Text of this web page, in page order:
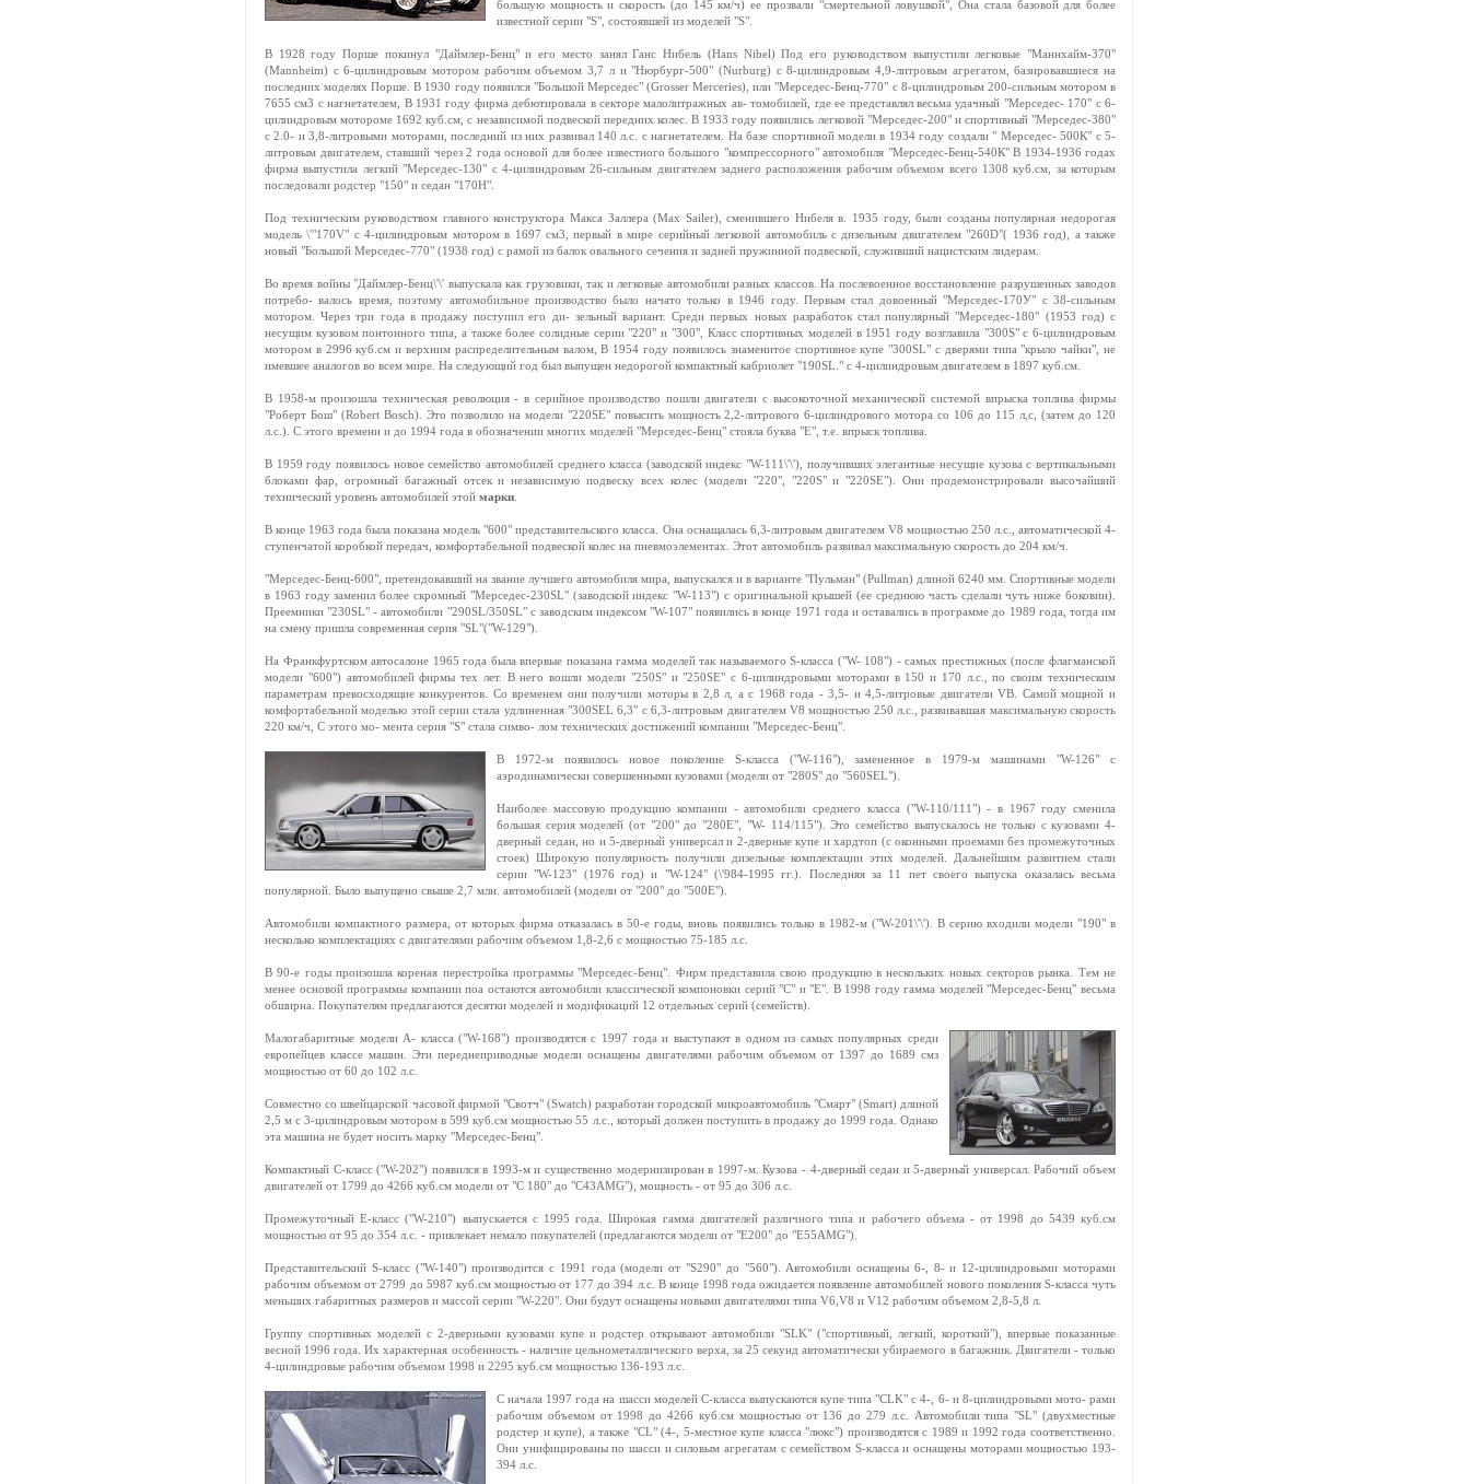
большую мощность и скорость (до 145 км/ч) ее прозвали "смертельной ловушкой", Она стала базовой для более
известной серии "S", состоявшей из моделей "S".
В 1928 году Порше покинул "Даймлер-Бенц" и его место занял Ганс Нибель (Hans Nibel) Под его руководством выпустили легковые "Маннхайм-370"
(Mannheim) с 6-цилиндровым мотором рабочим объемом 3,7 л и "Нюрбург-500" (Nurburg) с 8-цилиндровым 4,9-литровым агрегатом, базировавшиеся на
последних моделях Порше. В 1930 году появился "Большой Мерседес" (Grosser Merceries), или "Мерседес-Бенц-770" с 8-цилиндровым 200-сильным мотором в
7655 см3 с нагнетателем, В 1931 году фирма дебютировала в секторе малолитражных ав- томобилей, где ее представлял весьма удачный "Мерседес- 170" с 6-
цилиндровым мотороме 1692 куб.см, с независимой подвеской передних колес. В 1933 году появились легковой "Мерседес-200" и спортивный "Мерседес-380"
с 2.0- и 3,8-литровыми моторами, последний из них развивал 140 л.с. с нагнетателем. На базе спортивной модели в 1934 году создали " Мерседес- 500К" с 5-
литровым двигателем, ставший через 2 года основой для более известного большого "компрессорного" автомобиля "Мерседес-Бенц-540К" В 1934-1936 годах
фирма выпустила легкий "Мерседес-130" с 4-цилиндровым 26-сильным двигателем заднего расположения рабочим объемом всего 1308 куб.см, за которым
последовали родстер "150" и седан "170Н".
Под техническим руководством главного конструктора Макса Заллера (Max Sailer), сменившего Нибеля в. 1935 году, были созданы популярная недорогая
модель \'"170V" с 4-цилиндровым мотором в 1697 см3, первый в мире серийный легковой автомобиль с дизельным двигателем "260D"( 1936 год), а также
новый "Большой Мерседес-770" (1938 год) с рамой из балок овального сечения и задней пружинной подвеской, служивший нацистским лидерам.
Во время войны "Даймлер-Бенц\'\' выпускала как грузовики, так и легковые автомобили разных классов. На послевоенное восстановление разрушенных заводов
потребо- валось время, поэтому автомобильное производство было начато только в 1946 году. Первым стал довоенный "Мерседес-170У" с 38-сильным
мотором. Через три года в продажу поступил его ди- зельный вариант. Среди первых новых разработок стал популярный "Мерседес-180" (1953 год) с
несущим кузовом понтонного типа, а также более солидные серии "220" и "300", Класс спортивных моделей в 1951 году возглавила "300S" с 6-цилиндровым
мотором в 2996 куб.см и верхним распределительным валом, В 1954 году появилось знаменитое спортивное купе "300SL" с дверями типа "крыло чайки", не
имевшее аналогов во всем мире. На следующий год был выпущен недорогой компактный кабриолет "190SL." с 4-цилиндровым двигателем в 1897 куб.см.
В 1958-м произошла техническая революция - в серийное производство пошли двигатели с высокоточной механической системой впрыска топлива фирмы
"Роберт Бош" (Robert Bosch). Это позволило на модели "220SE" повысить мощность 2,2-литрового 6-цилиндрового мотора со 106 до 115 л,с, (затем до 120
л.с.). С этого времени и до 1994 года в обозначении многих моделей "Мерседес-Бенц" стояла буква "Е", т.е. впрыск топлива.
В 1959 году появилось новое семейство автомобилей среднего класса (заводской индекс "W-111\'\'), получивших элегантные несущие кузова с вертикальными
блоками фар, огромный багажный отсек и независимую подвеску всех колес (модели "220", "220S" и "220SE"). Они продемонстрировали высочайший
технический уровень автомобилей этой марки
В конце 1963 года была показана модель "600" представительского класса. Она оснащалась 6,3-литровым двигателем V8 мощностью 250 л.с., автоматической 4-
ступенчатой коробкой передач, комфортабельной подвеской колес на пневмоэлементах. Этот автомобиль развивал максимальную скорость до 204 км/ч.
"Мерcедес-Бенц-600", претендовавший на звание лучшего автомобиля мира, выпускался и в варианте "Пульман" (Pullman) длиной 6240 мм. Спортивные модели
в 1963 году заменил более скромный "Мерседес-230SL" (заводской индекс "W-113") с оригинальной крышей (ее среднюю часть сделали чуть ниже боковин).
Преемники "230SL" - автомобили "290SL/350SL" с заводским индексом "W-107" появились в конце 1971 года и оставались в программе до 1989 года, тогда им
на смену пришла современная серия "SL"("W-129").
На Франкфуртском автосалоне 1965 года была впервые показана гамма моделей так называемого S-класса ("W- 108") - самых престижных (после флагманской
модели "600") автомобилей фирмы тех лет. В него вошли модели "250S" и "250SE" с 6-цилиндровыми моторами в 150 и 170 л.с., по своим техническим
параметрам превосходящие конкурентов. Со временем они получили моторы в 2,8 л, а с 1968 года - 3,5- и 4,5-литровые двигатели VB. Самой мощной и
комфортабельной моделью этой серии стала удлиненная "300SEL 6,3" с 6,3-литровым двигателем V8 мощностью 250 л.с., развивавшая максимальную скорость
220 км/ч, С этого мо- мента серия "S" стала симво- лом технических достижений компании "Мерседес-Бенц".
В 1972-м появилось новое поколение S-класса ("W-116"), замененное в 1979-м машинами "W-126" с
аэродинамически совершенными кузовами (модели от "280S" до "560SEL").
Наиболее массовую продукцию компании - автомобили среднего класса ("W-110/111") - в 1967 году сменила
большая серия моделей (от "200" до "280Е", "W- 114/115"). Это семейство выпускалось не только с кузовами 4-
дверный седан, но и 5-дверный универсал и 2-дверные купе и хардтоп (с оконными проемами без промежуточных
стоек) Широкую популярность получили дизельные комплектации этих моделей. Дальнейшим развитием стали
серии "W-123" (1976 год) и "W-124" (\'984-1995 гг.). Последняя за 11 пет своего выпуска оказалась весьма
популярной. Было выпущено свыше 2,7 млн. автомобилей (модели от "200" до "500Е").
Автомобили компактного размера, от которых фирма отказалась в 50-е годы, вновь появились только в 1982-м ("W-201\'\'). В серию входили модели "190" в
несколько комплектациях с двигателями рабочим объемом 1,8-2,6 с мощностью 75-185 л.с.
В 90-е годы произошла кореная перестройка программы "Мерседес-Бенц". Фирм представила свою продукцию в нескольких новых секторов рынка. Тем не
менее основой программы компании поа остаются автомобили классической компоновки серий "С" и "Е". В 1998 году гамма моделей "Мерседес-Бенц" весьма
обширна. Покупателям предлагаются десятки моделей и модификаций 12 отдельных серий (семейств).
Малогабаритные модели А- класса ("W-168") производятся с 1997 года и выступают в одном из самых популярных среди
европейцев классе машин. Эти переднеприводные модели оснащены двигателями рабочим объемом от 1397 до 1689 смз
мощностью от 60 до 102 л.с.
Совместно со швейцарской часовой фирмой "Свотч" (Swatch) разработан городской микроавтомобиль "Смарт" (Smart) длиной
2,5 м с 3-цилиндровым мотором в 599 куб.см мощностью 55 л.с., который должен поступить в продажу до 1999 года. Однако
эта машина не будет носить марку "Мерседес-Бенц".
Компактный С-класс ("W-202") появился в 1993-м и существенно модернизирован в 1997-м. Кузова - 4-дверный седан и 5-дверный универсал. Рабочий объем
двигателей от 1799 до 4266 куб.см модели от "С 180" до "C43AMG"), мощность - от 95 до 306 л.с.
Промежуточный Е-класс ("W-210") выпускается с 1995 года. Широкая гамма двигателей различного типа и рабочего объема - от 1998 до 5439 куб.см
мощностью от 95 до 354 л.с. - привлекает немало покупателей (предлагаются модели от "Е200" до "E55AMG").
Представительский S-класс ("W-140") производится с 1991 года (модели от "S290" до "560"). Автомобили оснащены 6-, 8- и 12-цилиндровыми моторами
рабочим объемом от 2799 до 5987 куб.см мощностью от 177 до 394 л.с. В конце 1998 года ожидается появление автомобилей нового поколения S-класса чуть
меньших габаритных размеров и массой серии "W-220". Они будут оснащены новыми двигателями типа V6,V8 и V12 рабочим объемом 2,8-5,8 л.
Группу спортивных моделей с 2-дверными кузовами купе и родстер открывают автомобили "SLK" ("спортивный, легкий, короткий"), впервые показанные
весной 1996 года. Их характерная особенность - наличие цельнометаллического верха, за 25 секунд автоматически убираемого в багажник. Двигатели - только
4-цилиндровые рабочим объемом 1998 и 2295 куб.см мощностью 136-193 л.с.
С начала 1997 года на шасси моделей С-класса выпускаются купе типа "CLK" с 4-, 6- и 8-цилиндровыми мото- рами
рабочим объемом от 1998 до 4266 куб.см мощностью от 136 до 279 л.с. Автомобили типа "SL" (двухместные
родстер и купе), а также "CL" (4-, 5-местное купе класса "люкс") производятся с 1989 и 1992 года соответственно.
Они унифицированы по шасси и силовым агрегатам с семейством S-класса и оснащены моторами мощностью 193-
394 л.с.